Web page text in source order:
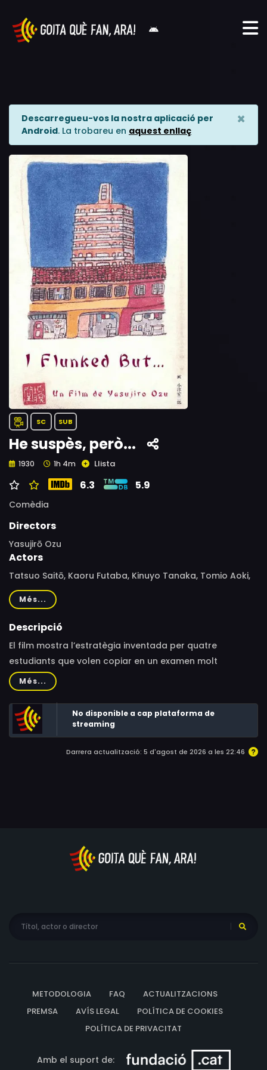
Descarregueu-vos la nostra aplicació per
Android. La trobareu en aquest enllaç
×
SC SUB
He suspès, però...
1930 1h 4m Llista
6.3 5.9
Comèdia
Directors
Yasujirō Ozu
Actors
Tatsuo Saitō, Kaoru Futaba, Kinuyo Tanaka, Tomio Aoki,
Hiroshi Mikura, Ikkō Ōkuni, Chishū Ryū, Kenji Satome, Ichirō
Tsukida, Hiroo Wakabayashi, Fusao Yamada, Goro
Yokoyama, Debuo Yôko, Tokio Seki
Més...
Descripció
El film mostra l’estratègia inventada per quatre
estudiants que volen copiar en un examen molt
important. Ens trobem davant una altra comèdia
estudiantil, inspirada lleugerament en un film anterior,
"M’he graduat, però…", parcialment desaparegut.
Més...
No disponible a cap plataforma de
streaming
Darrera actualització: 5 d'agost de 2026 a les 22:46
METODOLOGIA FAQ
ACTUALITZACIONS
PREMSA
AVÍS LEGAL
POLÍTICA DE COOKIES
POLÍTICA DE PRIVACITAT
Amb el suport de: